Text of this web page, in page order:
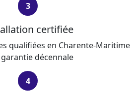
3
certifiée
qualifiées en Charente-Maritime
décennale
4